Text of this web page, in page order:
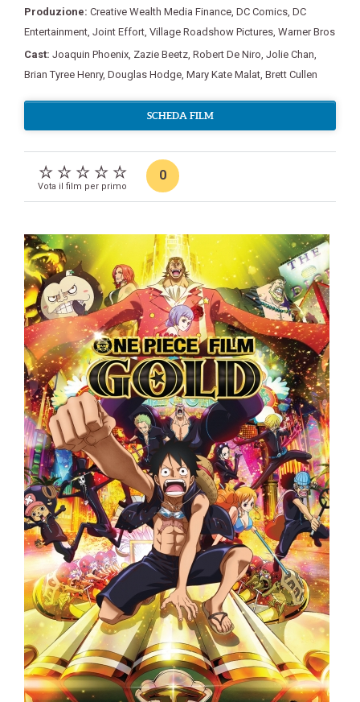
Produzione: Creative Wealth Media Finance, DC Comics, DC
Entertainment, Joint Effort, Village Roadshow Pictures, Warner Bros
Cast: Joaquin Phoenix, Zazie Beetz, Robert De Niro, Jolie Chan,
Brian Tyree Henry, Douglas Hodge, Mary Kate Malat, Brett Cullen
SCHEDA FILM
Vota il film per primo
0